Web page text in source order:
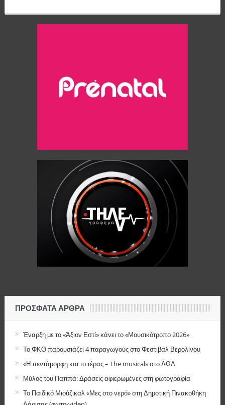
ΠΡΌΣΦΑΤΑ ΆΡΘΡΑ
Έναρξη με το «Άξιον Εστί» κάνει το «Μουσικότροπο 2026»
Το ΦΚΘ παρουσιάζει 4 παραγωγούς στο Φεστιβάλ Βερολίνου
«Η πεντάμορφη και το τέρας – The musical» στο ΔΩΛ
Μύλος του Παππά: Δράσεις αφιερωμένες στη φωτογραφία
Το Παιδικό Μιούζικαλ «Μες στο νερό» στη Δημοτική Πινακοθήκη